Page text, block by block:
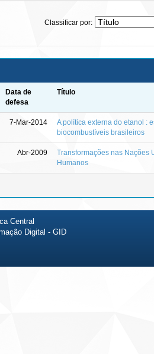
Classificar por:
Data de
defesa
Título
7-Mar-2014
A política externa do etanol :
biocombustíveis brasileiros
Abr-2009
Transformações nas Nações
Humanos
Central
Digital - GID